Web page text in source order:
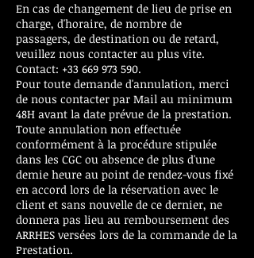
En cas de changement de lieu de prise en
charge, d'horaire, de nombre de
passagers, de destination ou de retard,
veuillez nous contacter au plus vite.
Contact: +33 669 973 590.
Pour toute demande d'annulation, merci
de nous contacter par Mail au minimum
48H avant la date prévue de la prestation.
Toute annulation non effectuée
conformément à la procédure stipulée
dans les CGC ou absence de plus d'une
demie heure au point de rendez-vous fixé
en accord lors de la réservation avec le
client et sans nouvelle de ce dernier, ne
donnera pas lieu au remboursement des
ARRHES versées lors de la commande de la
Prestation.